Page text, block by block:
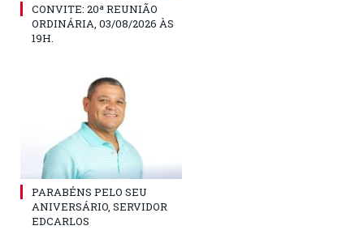
CONVITE: 20ª REUNIÃO
ORDINÁRIA, 03/08/2026 ÀS
19H.
PARABÉNS PELO SEU
ANIVERSÁRIO, SERVIDOR
EDCARLOS